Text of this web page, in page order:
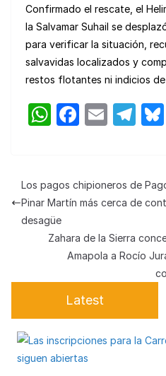
Confirmado el rescate, el
la Salvamar Suhail se
para verificar la situación,
salvavidas localizados y
restos flotantes ni indicios
W
s
A
p
p
F
e
b
o
o
E
T
gr
a
Los pagos chipioneros de
Pinar Martín más cerca de
desagüe
Zahara de la Sierra
Amapola a Rocío
Latest